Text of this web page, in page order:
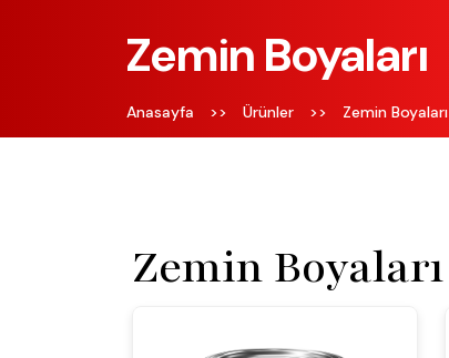
Zemin Boyaları
Anasayfa >> Ürünler >> Zemin Boyaları
Zemin Boyaları